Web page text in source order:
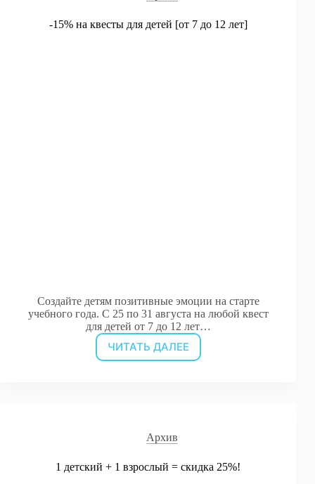
-15% на квесты для детей [от 7 до 12 лет]
Создайте детям позитивные эмоции на старте
учебного года. С 25 по 31 августа на любой квест
для детей от 7 до 12 лет…
ЧИТАТЬ ДАЛЕЕ
-15%
на
7
до
лет]
Архив
1 детский + 1 взрослый = скидка 25%!